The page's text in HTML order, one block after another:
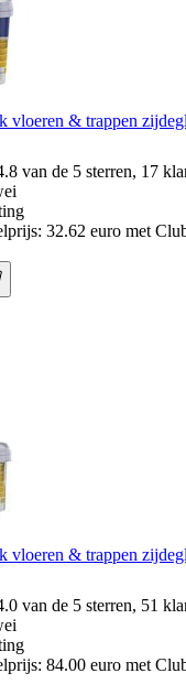
vloeren & trappen
van de 5 sterren, 17
32.62 euro met
vloeren & trappen
van de 5 sterren, 51
84.00 euro met